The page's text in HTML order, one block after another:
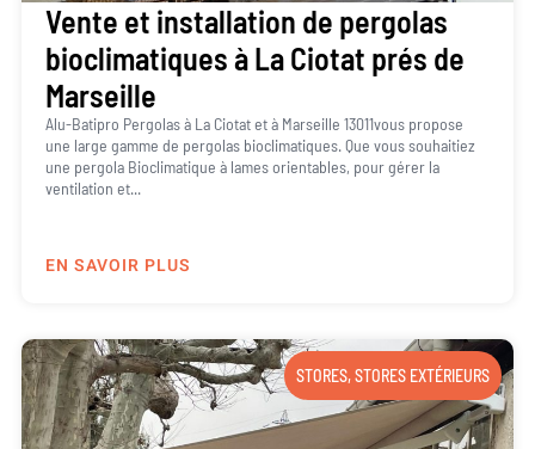
Vente et installation de pergolas
bioclimatiques à La Ciotat prés de
Marseille
Alu-Batipro Pergolas à La Ciotat et à Marseille 13011vous propose
une large gamme de pergolas bioclimatiques. Que vous souhaitiez
une pergola Bioclimatique à lames orientables, pour gérer la
ventilation et...
EN SAVOIR PLUS
STORES,STORES EXTÉRIEURS